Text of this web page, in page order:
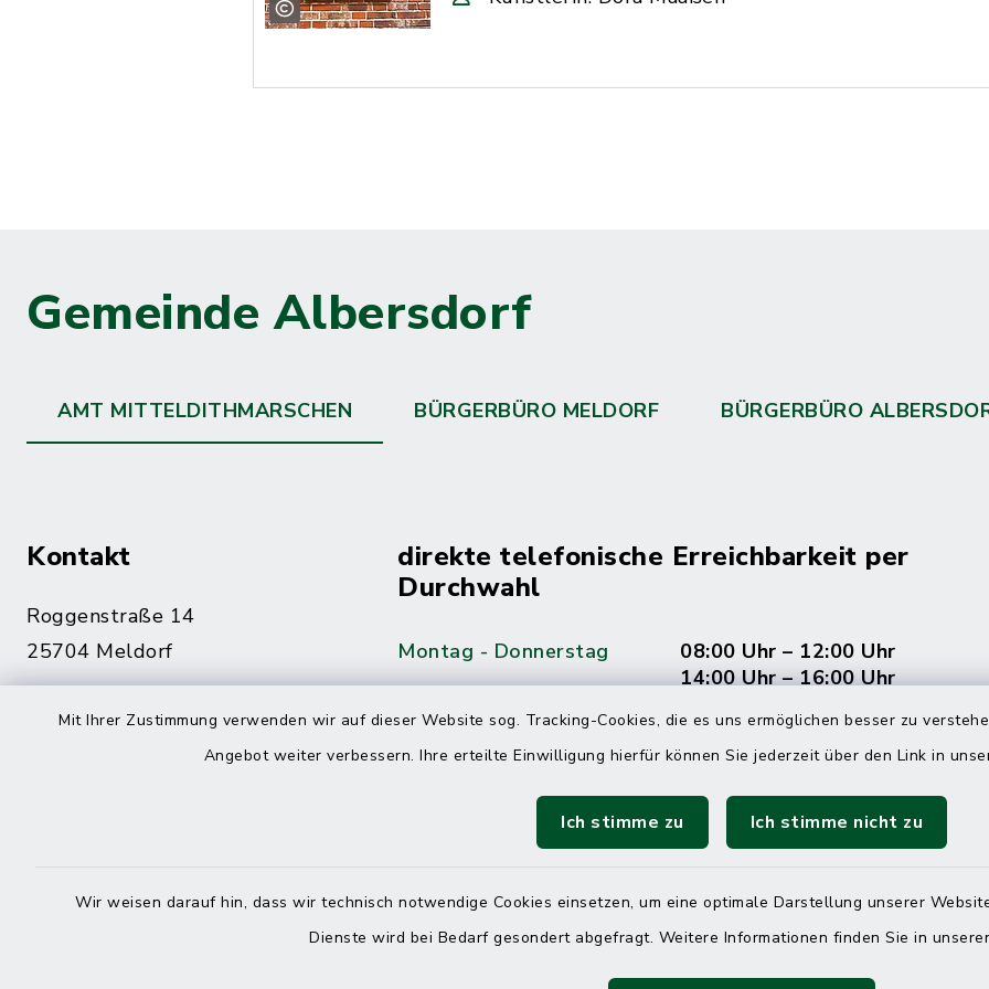
Mit Ihrer Zustimmung verwenden wir auf dieser Website sog. Tracking-Cookies, die es uns ermöglichen besser zu
Angebot weiter verbessern. Ihre erteilte Einwilligung hierfür können Sie jederzeit über den Link in
Ich stimme zu Ich stimme nicht zu
Wir weisen darauf hin, dass wir technisch notwendige Cookies einsetzen, um eine optimale Darstellung unserer
Dienste wird bei Bedarf gesondert abgefragt. Weitere Informationen finden Sie in
Gemeinde Albersdorf
AMT MITTELDITHMARSCHEN BÜRGERBÜRO MELDORF BÜRGERBÜRO
Kontakt
Roggenstraße 14
25704 Meldorf
04832 6065-215
direkte telefonische Erreichbarkeit per
Durchwahl
Montag - Donnerstag
08:00 Uhr – 12:00 Uhr
14:00 Uhr – 16:00 Uhr
Freitag
08:00 Uhr – 12:00 Uhr
Online-Terminvereinbarung
Haben Sie ein dringendes Anliegen, finden aber online
keinen zeitnahen Termin? Rufen Sie uns gerne unter der
Telefonnummer 04832 6065 0 an!